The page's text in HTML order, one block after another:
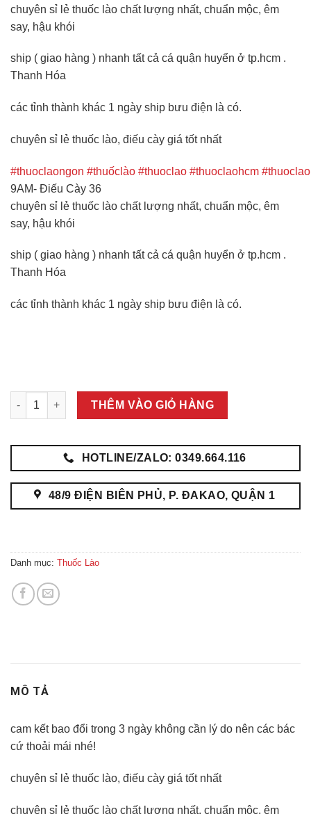
chuyên sỉ lẻ thuốc lào chất lượng nhất, chuẩn mộc, êm
say, hậu khói
ship ( giao hàng ) nhanh tất cả cá quận huyển ở tp.hcm .
Thanh Hóa
các tỉnh thành khác 1 ngày ship bưu điện là có.
chuyên sỉ lẻ thuốc lào, điếu cày giá tốt nhất
#thuoclaongon #thuốclào #thuoclao #thuoclaohcm
9AM- Điếu Cày 36
chuyên sỉ lẻ thuốc lào chất lượng nhất, chuẩn mộc, êm
say, hậu khói
ship ( giao hàng ) nhanh tất cả cá quận huyển ở tp.hcm .
Thanh Hóa
các tỉnh thành khác 1 ngày ship bưu điện là có.
Bán Thuốc Lào Huyện Bình Chánh số lượng
THÊM VÀO GIỎ HÀNG
HOTLINE/ZALO: 0349.664.116
48/9 ĐIỆN BIÊN PHỦ, P. ĐAKAO, QUẬN 1
Danh mục: Thuốc Lào
MÔ TẢ
cam kết bao đổi trong 3 ngày không cần lý do nên các bác
cứ thoải mái nhé!
chuyên sỉ lẻ thuốc lào, điếu cày giá tốt nhất
chuyên sỉ lẻ thuốc lào chất lượng nhất, chuẩn mộc, êm